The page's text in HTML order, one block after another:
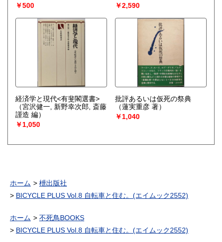
￥500
￥2,590
経済学と現代<有斐閣選書>
（宮沢健一, 新野幸次郎, 斎藤
謹造 編）
￥1,050
批評あるいは仮死の祭典
（蓮実重彦 著）
￥1,040
ホーム
枻出版社
BICYCLE PLUS Vol.8 自転車と住む。(エイムック2552)
ホーム
不死鳥BOOKS
BICYCLE PLUS Vol.8 自転車と住む。(エイムック2552)